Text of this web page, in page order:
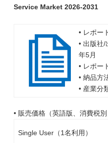
Service Market 2026-2031
• レポー
• 出版社/
年5月
• レポー
• 納品方
• 産業分
• 販売価格（英語版、消費税別
Single User（1名利用）